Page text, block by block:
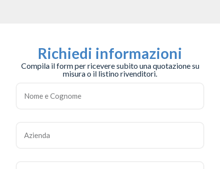
Richiedi informazioni
Compila il form per ricevere subito una quotazione su
misura o il listino rivenditori.